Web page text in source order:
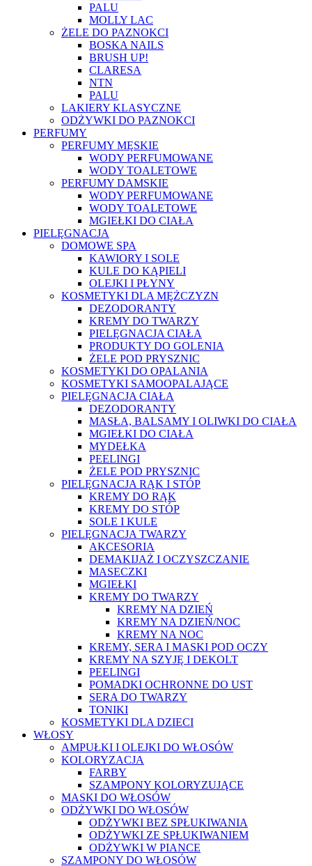
PALU
MOLLY LAC
ŻELE DO PAZNOKCI
BOSKA NAILS
BRUSH UP!
CLARESA
NTN
PALU
LAKIERY KLASYCZNE
ODŻYWKI DO PAZNOKCI
PERFUMY
PERFUMY MĘSKIE
WODY PERFUMOWANE
WODY TOALETOWE
PERFUMY DAMSKIE
WODY PERFUMOWANE
WODY TOALETOWE
MGIEŁKI DO CIAŁA
PIELĘGNACJA
DOMOWE SPA
KAWIORY I SOLE
KULE DO KĄPIELI
OLEJKI I PŁYNY
KOSMETYKI DLA MĘŻCZYZN
DEZODORANTY
KREMY DO TWARZY
PIELĘGNACJA CIAŁA
PRODUKTY DO GOLENIA
ŻELE POD PRYSZNIC
KOSMETYKI DO OPALANIA
KOSMETYKI SAMOOPALAJĄCE
PIELĘGNACJA CIAŁA
DEZODORANTY
MASŁA, BALSAMY I OLIWKI DO CIAŁA
MGIEŁKI DO CIAŁA
MYDEŁKA
PEELINGI
ŻELE POD PRYSZNIC
PIELĘGNACJA RĄK I STÓP
KREMY DO RĄK
KREMY DO STÓP
SOLE I KULE
PIELĘGNACJA TWARZY
AKCESORIA
DEMAKIJAŻ I OCZYSZCZANIE
MASECZKI
MGIEŁKI
KREMY DO TWARZY
KREMY NA DZIEŃ
KREMY NA DZIEŃ/NOC
KREMY NA NOC
KREMY, SERA I MASKI POD OCZY
KREMY NA SZYJĘ I DEKOLT
PEELINGI
POMADKI OCHRONNE DO UST
SERA DO TWARZY
TONIKI
KOSMETYKI DLA DZIECI
WŁOSY
AMPUŁKI I OLEJKI DO WŁOSÓW
KOLORYZACJA
FARBY
SZAMPONY KOLORYZUJĄCE
MASKI DO WŁOSÓW
ODŻYWKI DO WŁOSÓW
ODŻYWKI BEZ SPŁUKIWANIA
ODŻYWKI ZE SPŁUKIWANIEM
ODŻYWKI W PIANCE
SZAMPONY DO WŁOSÓW